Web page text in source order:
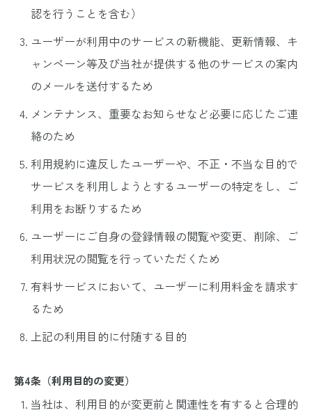
認を行うことを含む）
ユーザーが利用中のサービスの新機能、更新情報、キ
ャンペーン等及び当社が提供する他のサービスの案内
のメールを送付するため
メンテナンス、重要なお知らせなど必要に応じたご連
絡のため
利用規約に違反したユーザーや、不正・不当な目的で
サービスを利用しようとするユーザーの特定をし、ご
利用をお断りするため
ユーザーにご自身の登録情報の閲覧や変更、削除、ご
利用状況の閲覧を行っていただくため
有料サービスにおいて、ユーザーに利用料金を請求す
るため
上記の利用目的に付随する目的
第4条（利用目的の変更）
当社は、利用目的が変更前と関連性を有すると合理的